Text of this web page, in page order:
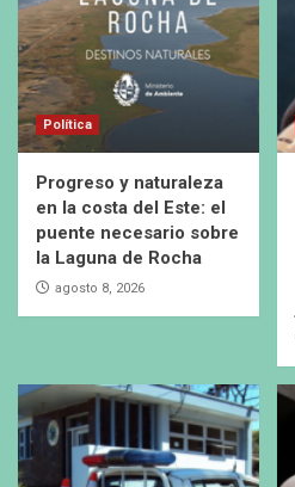
Política
Progreso y naturaleza
en la costa del Este: el
puente necesario sobre
la Laguna de Rocha
agosto 8, 2026